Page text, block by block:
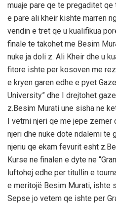
muaje pare qe te pregaditet
e pare ali kheir kishte marren
vendin e tret qe u kualifikua
finale te takohet me Besim
nuke ja doli z. Ali Kheir dhe u
fitore ishte per kosoven me
e kryen garen edhe e pyet
University” dhe I drejtohet
z.Besim Murati une sisha ne
I vetmi njeri qe me jepe zemer
njeri dhe nuke dote ndalemi te
njeriu qe ekam fevurit esht
Kurse ne finalen e dyte ne
luftohej edhe per titullin e
e meritojë Besim Murati, ishte
Sepse jo vetem qe ishte per